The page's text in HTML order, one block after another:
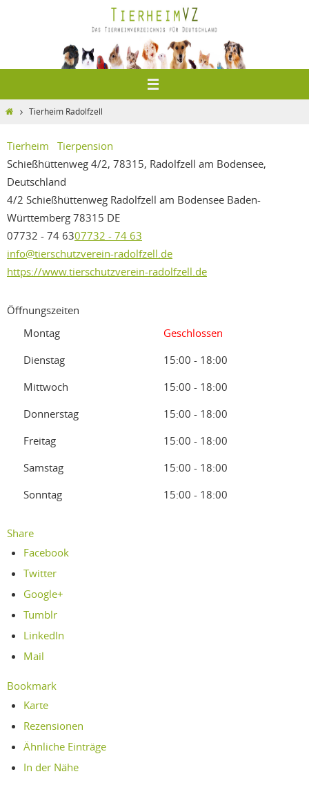
HomeTierheim Radolfzell
Tierheim
Tierpension
Schießhüttenweg 4/2, 78315, Radolfzell am Bodensee,
Deutschland
4/2 Schießhüttenweg Radolfzell am Bodensee Baden-
Württemberg 78315 DE
07732 - 74 6307732 - 74 63
info@tierschutzverein-radolfzell.de
https://www.tierschutzverein-radolfzell.de
Öffnungszeiten
Montag
Geschlossen
Dienstag
15:00 - 18:00
Mittwoch
15:00 - 18:00
Donnerstag
15:00 - 18:00
Freitag
15:00 - 18:00
Samstag
15:00 - 18:00
Sonntag
15:00 - 18:00
Share
Facebook
Twitter
Google+
Tumblr
LinkedIn
Mail
Bookmark
Karte
Rezensionen
Ähnliche Einträge
In der Nähe